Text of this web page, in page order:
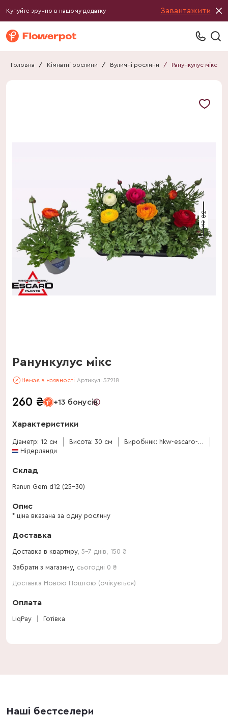
Купуйте зручно в нашому додатку Завантажити
Головна / Кімнатні рослини / Вуличні рослини / Ранункулус мікс
30 см
Ранункулус мікс
Немає в наявності Артикул: 57218
260 ₴ +13 бонусів
Характеристики
Діаметр: 12 см Висота: 30 см
Виробник: hkw-escaro-vof
Нідерланди
Склад
Ranun Gem d12 (25-30)
Опис
* ціна вказана за одну рослину
Доставка
Доставка в квартиру, 5-7 днів 150 ₴
Забрати з магазину, сьогодні 0 ₴
Доставка Новою Поштою (очікується)
Оплата
LiqPay Готівка
Наші бестселери